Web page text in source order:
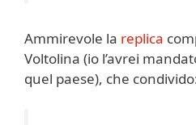
Ammirevole la replica
Voltolina (io l’avrei
quel paese), che